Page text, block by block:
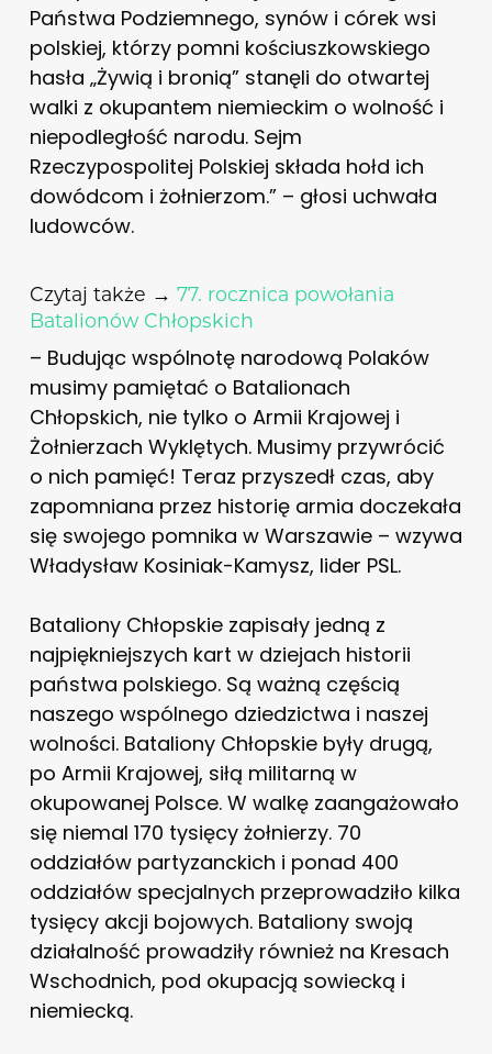
Państwa Podziemnego, synów i córek wsi
polskiej, którzy pomni kościuszkowskiego
hasła „Żywią i bronią” stanęli do otwartej
walki z okupantem niemieckim o wolność i
niepodległość narodu. Sejm
Rzeczypospolitej Polskiej składa hołd ich
dowódcom i żołnierzom.” – głosi uchwała
ludowców.
Czytaj także → 77. rocznica powołania
Batalionów Chłopskich
– Budując wspólnotę narodową Polaków
musimy pamiętać o Batalionach
Chłopskich, nie tylko o Armii Krajowej i
Żołnierzach Wyklętych. Musimy przywrócić
o nich pamięć! Teraz przyszedł czas, aby
zapomniana przez historię armia doczekała
się swojego pomnika w Warszawie – wzywa
Władysław Kosiniak-Kamysz, lider PSL.
Bataliony Chłopskie zapisały jedną z
najpiękniejszych kart w dziejach historii
państwa polskiego. Są ważną częścią
naszego wspólnego dziedzictwa i naszej
wolności. Bataliony Chłopskie były drugą,
po Armii Krajowej, siłą militarną w
okupowanej Polsce. W walkę zaangażowało
się niemal 170 tysięcy żołnierzy. 70
oddziałów partyzanckich i ponad 400
oddziałów specjalnych przeprowadziło kilka
tysięcy akcji bojowych. Bataliony swoją
działalność prowadziły również na Kresach
Wschodnich, pod okupacją sowiecką i
niemiecką.